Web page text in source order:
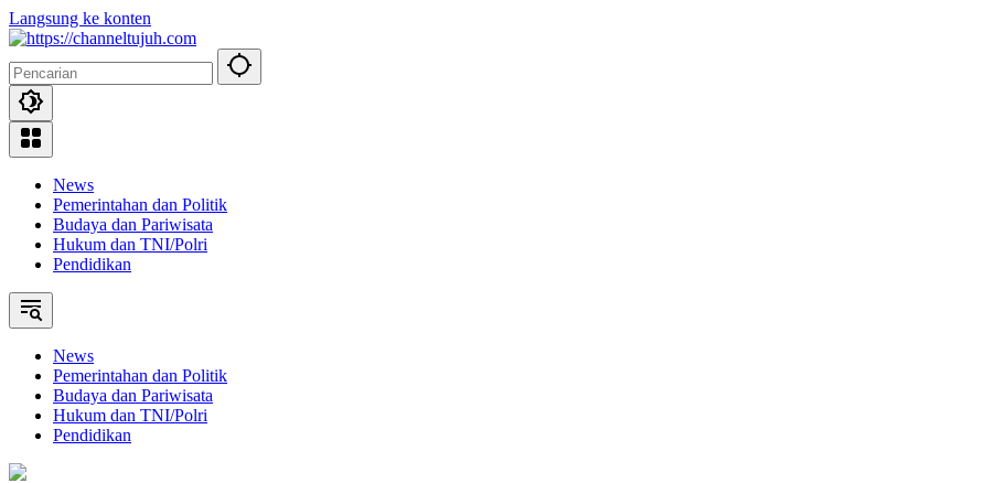
Langsung ke konten
News
Pemerintahan dan Politik
Budaya dan Pariwisata
Hukum dan TNI/Polri
Pendidikan
News
Pemerintahan dan Politik
Budaya dan Pariwisata
Hukum dan TNI/Polri
Pendidikan